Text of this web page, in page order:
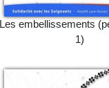
Les embellissements
1)